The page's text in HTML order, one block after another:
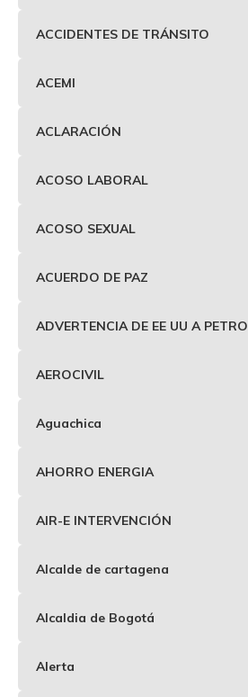
ACCIDENTES DE TRÁNSITO
ACEMI
ACLARACIÓN
ACOSO LABORAL
ACOSO SEXUAL
ACUERDO DE PAZ
ADVERTENCIA DE EE UU A PETRO
AEROCIVIL
Aguachica
AHORRO ENERGIA
AIR-E INTERVENCIÓN
Alcalde de cartagena
Alcaldia de Bogotá
Alerta